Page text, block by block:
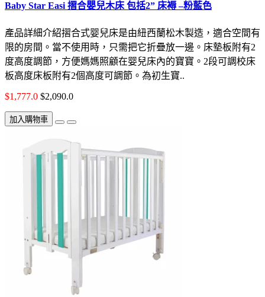
Baby Star Easi 摺合嬰兒木床 包括2” 床褥 –粉藍色
產品詳細介紹摺合式婴兒床是由紐西蘭松木製造，適合空間有
限的房間。當不使用時，只需把它折疊放一邊。床墊板附有2
度高度調節，方便媽媽照顧在婴兒床內的寶寶。2段可調校床
板高度床板附有2個高度可調節。為初生寶..
$1,777.0 $2,090.0
加入購物車